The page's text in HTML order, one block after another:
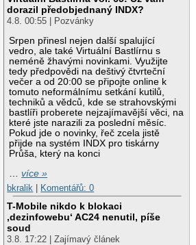
dorazil předobjednaný INDX?
4.8. 00:55 | Pozvánky
Srpen přinesl nejen další spalující
vedro, ale také Virtuální Bastlírnu s
neméně žhavými novinkami. Využijte
tedy předpovědi na deštivý čtvrteční
večer a od 20:00 se připojte online k
tomuto neformálnímu setkání kutilů,
techniků a vědců, kde se strahovskými
bastlíři proberete nejzajímavější věci, na
které jste narazili za poslední měsíc.
Pokud jde o novinky, řeč zcela jistě
přijde na systém INDX pro tiskárny
Průša, který na konci
…více »
bkralik
Komentářů: 0
T-Mobile nikdo k blokaci
‚dezinfowebu‘ AC24 nenutil, píše
soud
3.8. 17:22 | Zajímavý článek